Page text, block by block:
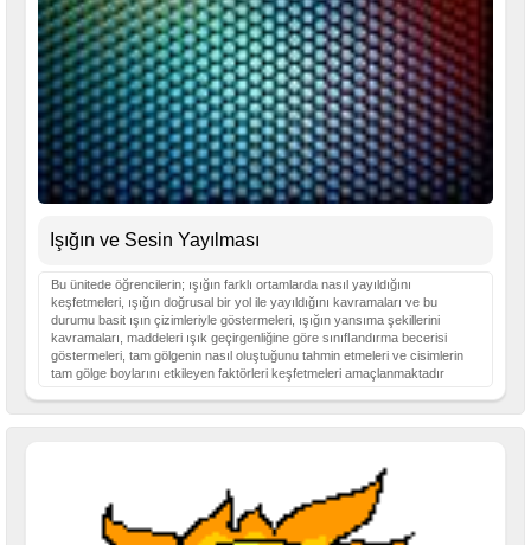
Işığın ve Sesin Yayılması
Bu ünitede öğrencilerin; ışığın farklı ortamlarda nasıl yayıldığını
keşfetmeleri, ışığın doğrusal bir yol ile yayıldığını kavramaları ve bu
durumu basit ışın çizimleriyle göstermeleri, ışığın yansıma şekillerini
kavramaları, maddeleri ışık geçirgenliğine göre sınıﬂandırma becerisi
göstermeleri, tam gölgenin nasıl oluştuğunu tahmin etmeleri ve cisimlerin
tam gölge boylarını etkileyen faktörleri keşfetmeleri amaçlanmaktadır